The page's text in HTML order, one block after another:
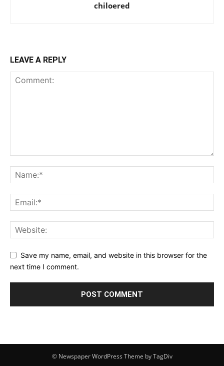
chiloered
LEAVE A REPLY
Save my name, email, and website in this browser for the
next time I comment.
© Newspaper WordPress Theme by TagDiv